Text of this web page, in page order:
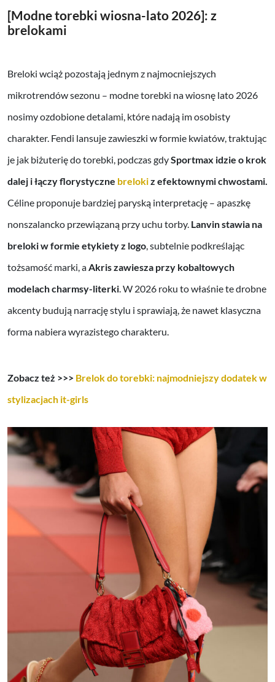
[Modne torebki wiosna-lato 2026]: z
brelokami
Breloki wciąż pozostają jednym z najmocniejszych
mikrotrendów sezonu – modne torebki na wiosnę lato 2026
nosimy ozdobione detalami, które nadają im osobisty
charakter. Fendi lansuje zawieszki w formie kwiatów, traktując
je jak biżuterię do torebki, podczas gdySportmax idzie o krok
dalej i łączy florystyczne brelokiz efektownymi chwostami.
Céline proponuje bardziej paryską interpretację – apaszkę
nonszalancko przewiązaną przy uchu torby. Lanvin stawia na
breloki w formie etykiety z logo, subtelnie podkreślając
tożsamość marki, aAkris zawiesza przy kobaltowych
modelach charmsy-literki. W 2026 roku to właśnie te drobne
akcenty budują narrację stylu i sprawiają, że nawet klasyczna
forma nabiera wyrazistego charakteru.
Zobacz też >>> Brelok do torebki: najmodniejszy dodatek w
stylizacjach it-girls